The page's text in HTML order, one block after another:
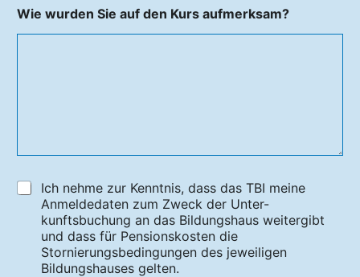
Wie wurden Sie auf den Kurs aufmerksam?
Ich nehme zur Kenntnis, dass das TBI meine
Anmeldedaten zum Zweck der Unter-
kunftsbuchung an das Bildungshaus weitergibt
und dass für Pensionskosten die
Stornierungsbedingungen des jeweiligen
Bildungshauses gelten.